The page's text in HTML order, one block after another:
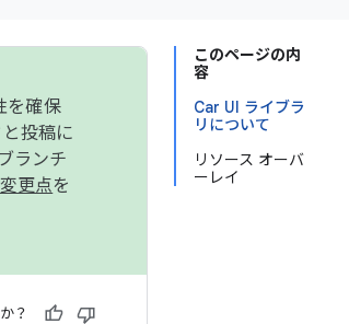
このページの内
容
Car UI ライブラ
リについて
リソース オーバ
ーレイ
を確保
投稿に
ランチ
更点を
？